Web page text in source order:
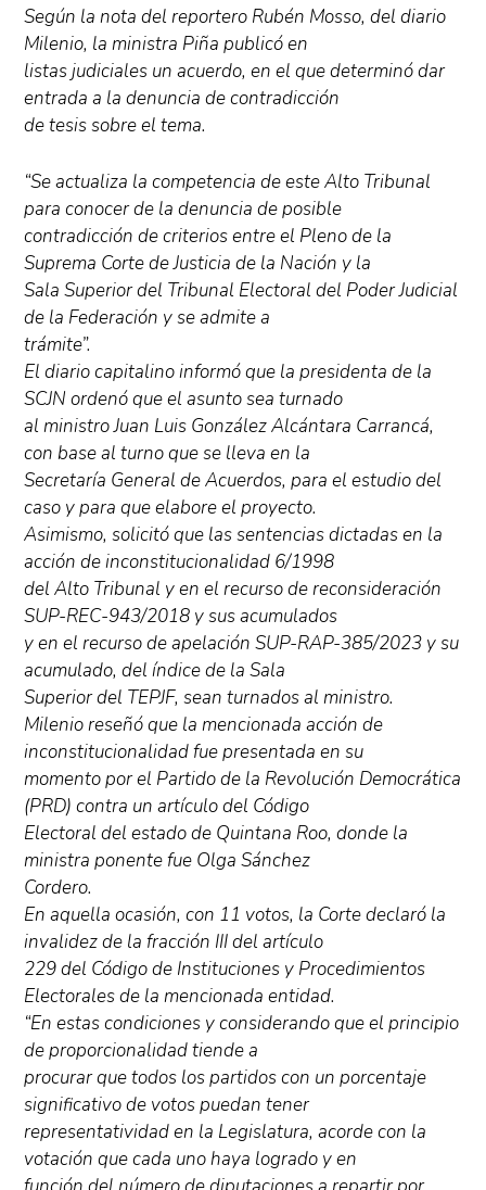
Según la nota del reportero Rubén Mosso, del diario
Milenio, la ministra Piña publicó en
listas judiciales un acuerdo, en el que determinó dar
entrada a la denuncia de contradicción
de tesis sobre el tema.
“Se actualiza la competencia de este Alto Tribunal
para conocer de la denuncia de posible
contradicción de criterios entre el Pleno de la
Suprema Corte de Justicia de la Nación y la
Sala Superior del Tribunal Electoral del Poder Judicial
de la Federación y se admite a
trámite”.
El diario capitalino informó que la presidenta de la
SCJN ordenó que el asunto sea turnado
al ministro Juan Luis González Alcántara Carrancá,
con base al turno que se lleva en la
Secretaría General de Acuerdos, para el estudio del
caso y para que elabore el proyecto.
Asimismo, solicitó que las sentencias dictadas en la
acción de inconstitucionalidad 6/1998
del Alto Tribunal y en el recurso de reconsideración
SUP-REC-943/2018 y sus acumulados
y en el recurso de apelación SUP-RAP-385/2023 y su
acumulado, del índice de la Sala
Superior del TEPJF, sean turnados al ministro.
Milenio reseñó que la mencionada acción de
inconstitucionalidad fue presentada en su
momento por el Partido de la Revolución Democrática
(PRD) contra un artículo del Código
Electoral del estado de Quintana Roo, donde la
ministra ponente fue Olga Sánchez
Cordero.
En aquella ocasión, con 11 votos, la Corte declaró la
invalidez de la fracción III del artículo
229 del Código de Instituciones y Procedimientos
Electorales de la mencionada entidad.
“En estas condiciones y considerando que el principio
de proporcionalidad tiende a
procurar que todos los partidos con un porcentaje
significativo de votos puedan tener
representatividad en la Legislatura, acorde con la
votación que cada uno haya logrado y en